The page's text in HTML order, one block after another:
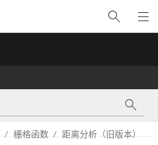
栅格函数 距离分析（旧版本）